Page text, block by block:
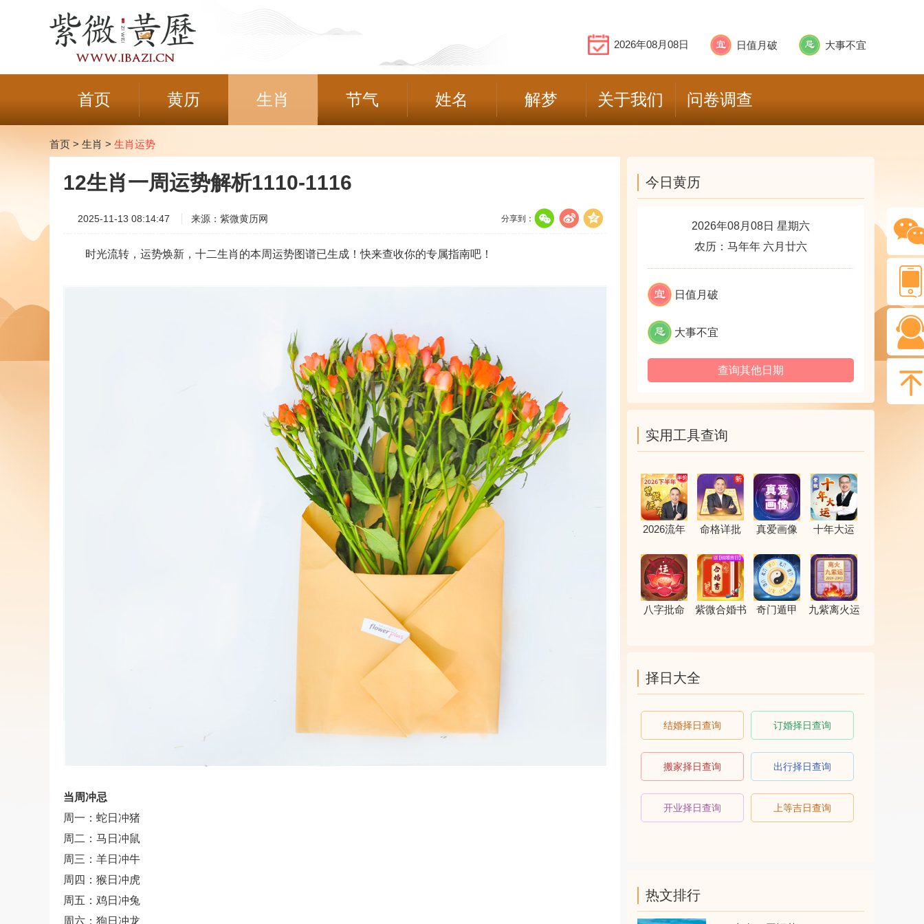
2026年08月08日 日值月破 大事不宜
首页 黄历 生肖 节气 姓名 解梦 关于我们 问卷调查
首页 > 生肖 > 生肖运势
12生肖一周运势解析1110-1116
2025-11-13 08:14:47 来源：紫微黄历网 分享到：
时光流转，运势焕新，十二生肖的本周运势图谱已生成！快来查收你的专属指南吧！
当周冲忌
周一：蛇日冲猪
周二：马日冲鼠
周三：羊日冲牛
周四：猴日冲虎
周五：鸡日冲兔
周六：狗日冲龙
今日黄历
2026年08月08日 星期六
农历：马年年 六月廿六
日值月破
大事不宜
查询其他日期
实用工具查询
2026流年 命格详批 真爱画像 十年大运
八字批命 紫微合婚书 奇门遁甲 九紫离火运
择日大全
结婚择日查询 订婚择日查询
搬家择日查询 出行择日查询
开业择日查询 上等吉日查询
热文排行